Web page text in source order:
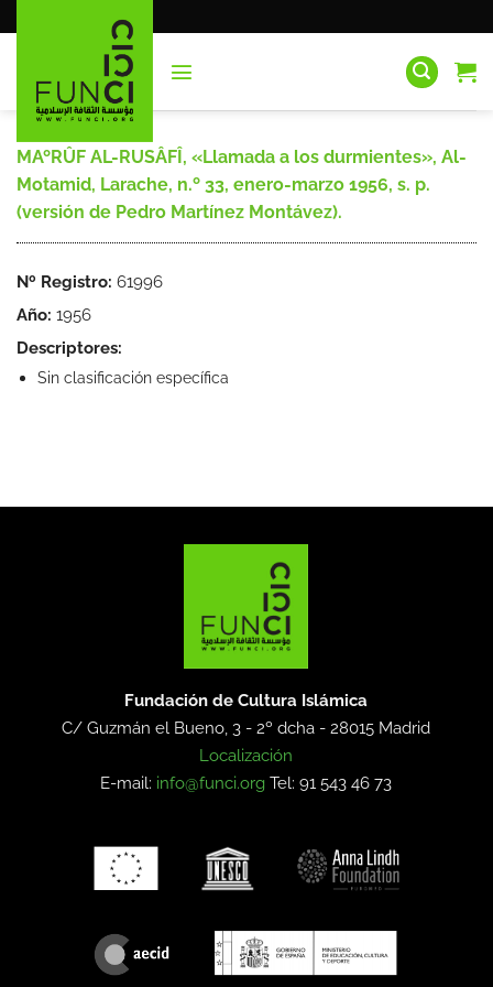
al
MAºRÛF AL-RUSÂFÎ, «Llamada a los durmientes», Al-
Motamid, Larache, n.º 33, enero-marzo 1956, s. p.
(versión de Pedro Martínez Montávez).
Nº Registro: 61996
Año: 1956
Descriptores:
Sin clasificación específica
Fundación de Cultura Islámica
C/ Guzmán el Bueno, 3 - 2º dcha -28015 Madrid
Localización
E-mail: info@funci.org Tel: 91 543 46 73